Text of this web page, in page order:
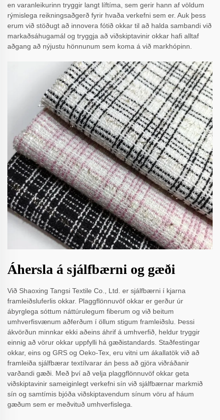
en varanleikurinn tryggir langt líftíma, sem gerir hann af völdum
rýmislega reikningsaðgerð fyrir hvaða verkefni sem er. Auk þess
erum við stöðugt að innovera fótið okkar til að halda sambandi við
markaðsáhugamál og tryggja að viðskiptavinir okkar hafi alltaf
aðgang að nýjustu hönnunum sem koma á við markhópinn.
Áhersla á sjálfbærni og gæði
Við Shaoxing Tangsi Textile Co., Ltd. er sjálfbærni í kjarna
framleiðsluferlis okkar. Plaggflönnuvöf okkar er gerður úr
ábyrglega sóttum náttúrulegum fiberum og við beitum
umhverfisvænum aðferðum í öllum stigum framleiðslu. Þessi
ákvörðun minnkar ekki aðeins áhrif á umhverfið, heldur tryggir
einnig að vörur okkar uppfylli há gæðistandards. Staðfestingar
okkar, eins og GRS og Oeko-Tex, eru vitni um ákallatök við að
framleiða sjálfbærar textílvarar án þess að gjöra viðráðanir
varðandi gæði. Með því að velja plaggflönnuvöf okkar geta
viðskiptavinir sameiginlegt verkefni sín við sjálfbærnar markmið
sín og samtímis bjóða viðskiptavendum sínum vöru af háum
gæðum sem er meðvituð umhverfislega.